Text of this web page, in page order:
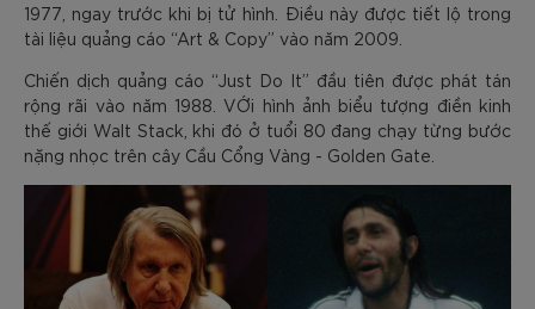
1977, ngay trước khi bị tử hình. Điều này được tiết lộ trong
tài liệu quảng cáo “Art & Copy” vào năm 2009.
Chiến dịch quảng cáo “Just Do It” đầu tiên được phát tán
rộng rãi vào năm 1988. VỚi hình ảnh biểu tượng điền kinh
thế giới Walt Stack, khi đó ở tuổi 80 đang chạy từng bước
nặng nhọc trên cây Cầu Cổng Vàng - Golden Gate.